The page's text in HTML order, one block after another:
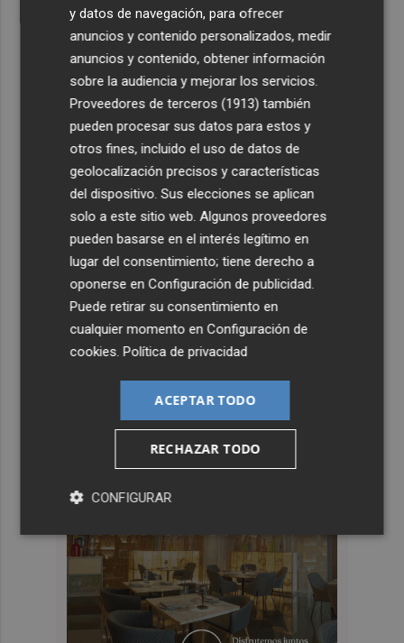
y datos de navegación, para ofrecer
anuncios y contenido personalizados, medir
anuncios y contenido, obtener información
sobre la audiencia y mejorar los servicios.
Proveedores de terceros (1913) también
pueden procesar sus datos para estos y
otros fines, incluido el uso de datos de
geolocalización precisos y características
del dispositivo. Sus elecciones se aplican
solo a este sitio web. Algunos proveedores
pueden basarse en el interés legítimo en
lugar del consentimiento; tiene derecho a
oponerse enConfiguración de publicidad.
Puede retirar su consentimiento en
cualquier momento enConfiguración de
cookies.Política de privacidad
ACEPTAR TODO
RECHAZAR TODO
CONFIGURAR